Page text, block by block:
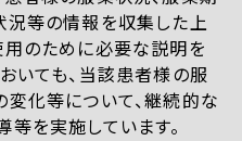
況等の情報を収集した上
のために必要な説明を
いても、当該患者様の服
化等について、継続的な
を実施しています。